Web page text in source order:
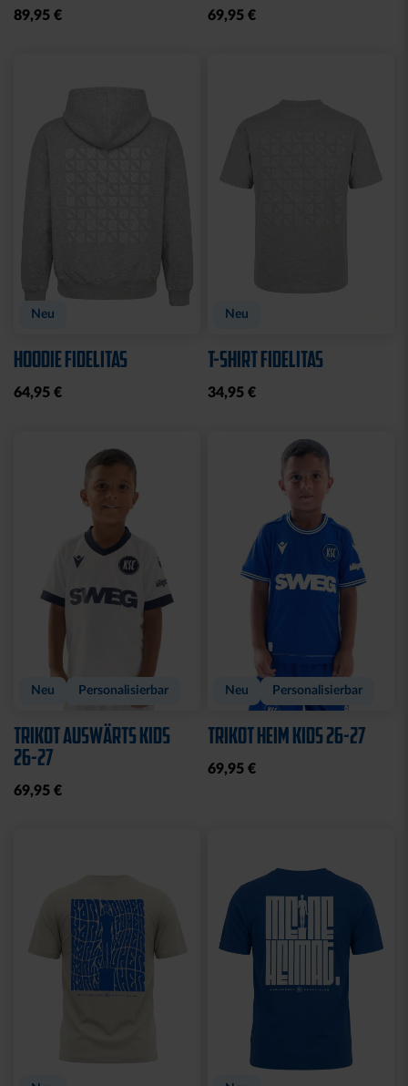
89,95 € 69,95 €
Neu
HOODIE FIDELITAS
64,95 €
Neu
T-SHIRT FIDELITAS
34,95 €
Neu Personalisierbar
TRIKOT AUSWÄRTS KIDS
26-27
69,95 €
Neu Personalisierbar
TRIKOT HEIM KIDS 26-27
69,95 €